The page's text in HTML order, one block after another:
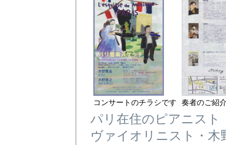
コンサートのチラシです 奏者のご紹
パリ在住のピアニスト
ヴァイオリニスト・木